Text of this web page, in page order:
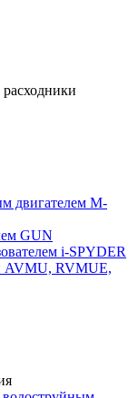
двигателем M-
GUN
i-SPYDER
AVMU, RVMUE,